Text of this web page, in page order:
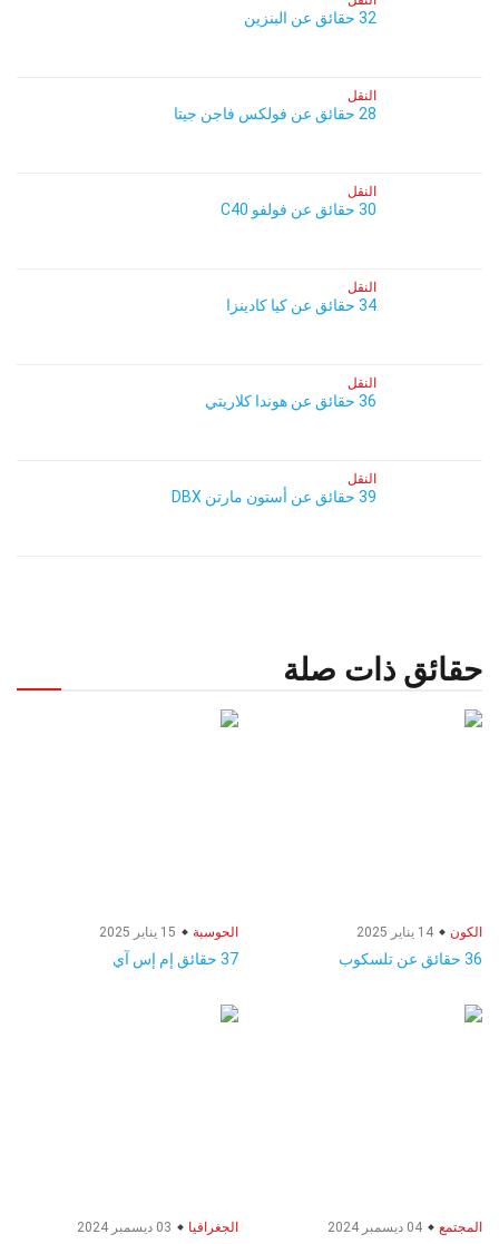
32 حقائق عن البنزين
النقل
28 حقائق عن فولكس فاجن جيتا
النقل
30 حقائق عن فولفو C40
النقل
34 حقائق عن كيا كادينزا
النقل
36 حقائق عن هوندا كلاريتي
النقل
39 حقائق عن أستون مارتن DBX
حقائق ذات صلة
الكون
36 حقائق عن تلسكوب
الحوسبة
37 حقائق إم إس آي
المجتمع الجغرافيا